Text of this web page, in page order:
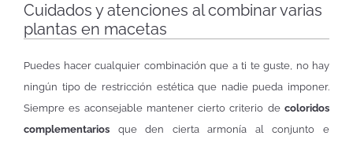
Cuidados y atenciones al combinar varias
plantas en macetas
Puedes hacer cualquier combinación que a ti te guste, no hay
ningún tipo de restricción estética que nadie pueda imponer.
Siempre es aconsejable mantener cierto criterio de coloridos
complementarios que den cierta armonía al conjunto e